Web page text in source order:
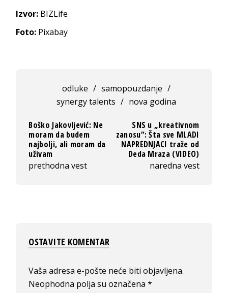
Izvor: BIZLife
Foto: Pixabay
odluke / samopouzdanje /
synergy talents / nova godina
Boško Jakovljević: Ne
moram da budem
najbolji, ali moram da
uživam
prethodna vest
SNS u „kreativnom
zanosu“: Šta sve MLADI
NAPREDNJACI traže od
Deda Mraza (VIDEO)
naredna vest
OSTAVITE KOMENTAR
Vaša adresa e-pošte neće biti objavljena.
Neophodna polja su označena*